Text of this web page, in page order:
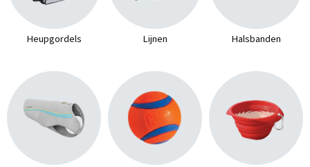
Heupgordels Lijnen Halsbanden